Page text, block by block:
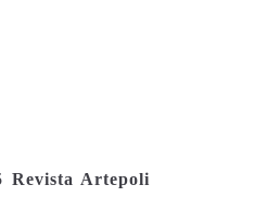
Revista Artepoli